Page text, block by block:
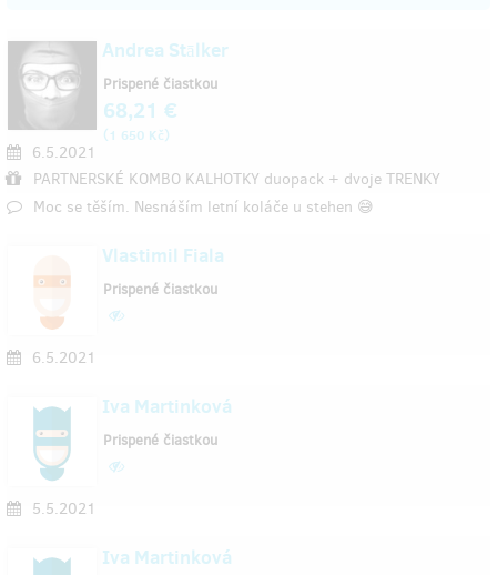
Andrea Stālker
6.5.2021
PARTNERSKÉ KOMBO KALHOTKY duopack + dvoje TRENKY
Moc se těším. Nesnáším letní koláče u stehen 😅
Prispené čiastkou
68,21 €
(1 650 Kč)
Vlastimil Fiala
6.5.2021
Prispené čiastkou
Iva Martinková
5.5.2021
Prispené čiastkou
Iva Martinková